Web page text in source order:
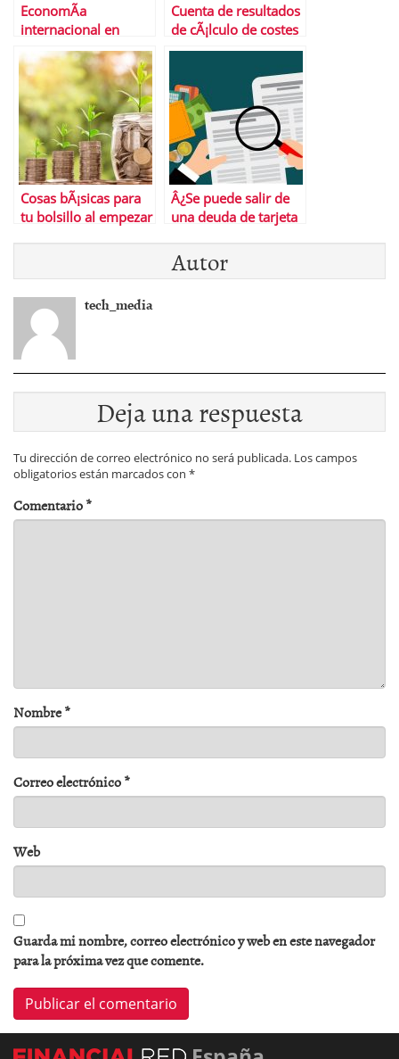
EconomÃ­a
internacional en
tiempos post-
pandemia: Conozca a
cuÃ¡nto asciende la
pÃ©rdida del PIB
mundial ante el
impacto del Covid-19
y el desastre que hizo
con el turismo
Cuenta de resultados
de cÃ¡lculo de costes
de absorciÃ³n
Cosas bÃ¡sicas para
tu bolsillo al empezar
Â¿Se puede salir de
una deuda de tarjeta
Autor
tech_media
Deja una respuesta
Tu dirección de correo electrónico no será publicada. Los campos
obligatorios están marcados con *
Comentario*
Nombre*
Correo electrónico*
Web
Guarda mi nombre, correo electrónico y web en este navegador
para la próxima vez que comente.